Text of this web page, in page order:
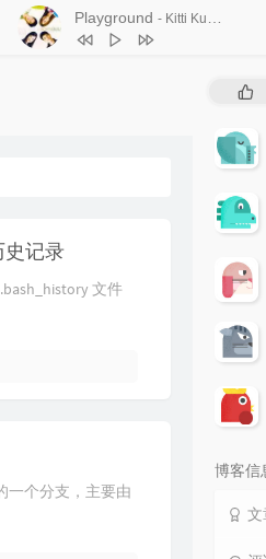
Playground - Kitti Kuremanee
Chookiat Sakveerakul / August
2
A Smile That I Would Never See
Kitti
刘
厘
Tom
黄
史记录
文件
一个分支，主要由
章
博客信
文